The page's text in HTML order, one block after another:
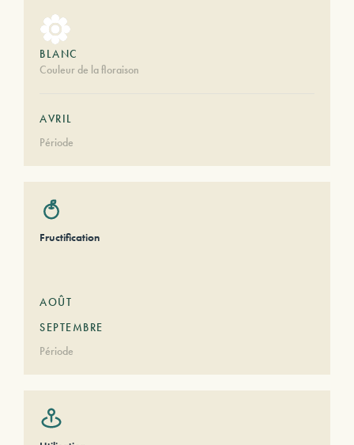
BLANC
Couleur de la floraison
AVRIL
Période
Fructification
AOÛT
SEPTEMBRE
Période